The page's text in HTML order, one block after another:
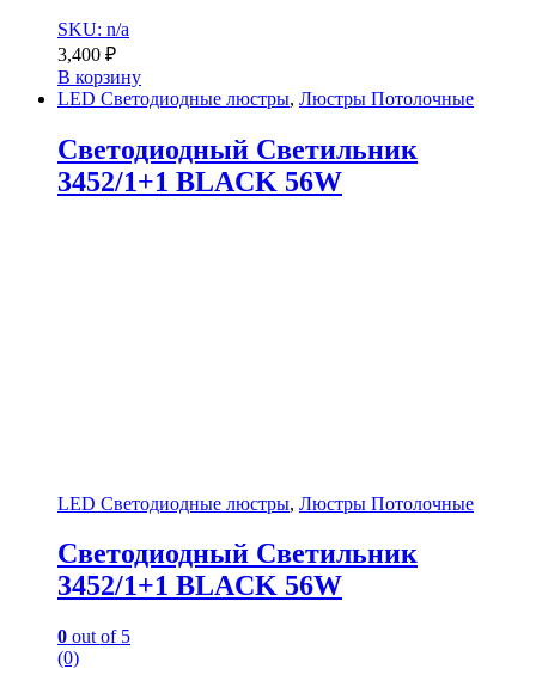
SKU: n/a
3,400 ₽
В корзину
LED Светодиодные люстры, Люстры Потолочные
Светодиодный Светильник
3452/1+1 BLACK 56W
LED Светодиодные люстры, Люстры Потолочные
Светодиодный Светильник
3452/1+1 BLACK 56W
0 out of 5
(0)